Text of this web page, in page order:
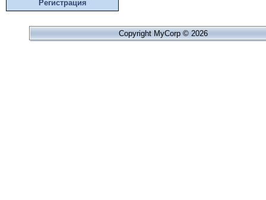
Регистрация
Copyright MyCorp © 2026